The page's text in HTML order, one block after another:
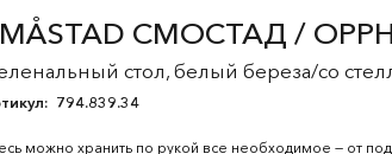
СМОСТАД /
стол, белый береза/со
794.839.34
можно хранить по рукой все необходимое — от